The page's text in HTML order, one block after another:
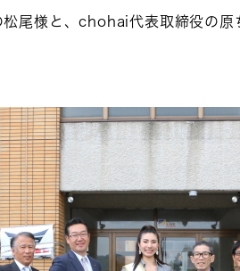
尾様と、chohai代表取締役の原